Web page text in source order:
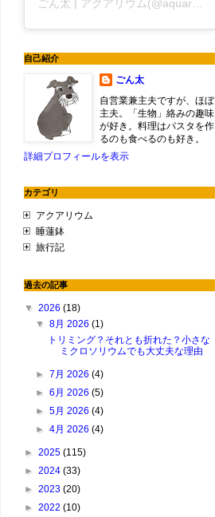
自己紹介
ごん太
自営業兼主夫ですが、ほぼ
主夫。「生物」絡みの趣味
が好き。料理はパスタを作
るのも食べるのも好き。
詳細プロフィールを表示
カテゴリ
アクアリウム
睡蓮鉢
旅行記
過去の記事
▼ 2026 (18)
▼8月 2026(1)
トリミング？それとも折れた？小さな
ミクロソリウムでも大丈夫な理由
►7月 2026(4)
►6月 2026(5)
►5月 2026(4)
►4月 2026(4)
► 2025 (115)
► 2024 (33)
► 2023 (20)
► 2022 (10)